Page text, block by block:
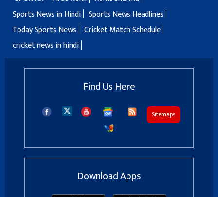
Sports News in Hindi Sports News Headlines
Today Sports News
Cricket Match Schedule
cricket news in hindi
Find Us Here
Sitemaps
Download Apps